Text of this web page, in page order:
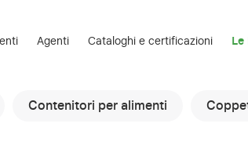
Agenti Cataloghi e certificazioni
Contenitori per alimenti